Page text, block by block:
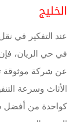
الخليج
عند التفكير في
في حي الريان،
عن شركة موثوقة
الأثاث وسرعة
كواحدة من أفضل